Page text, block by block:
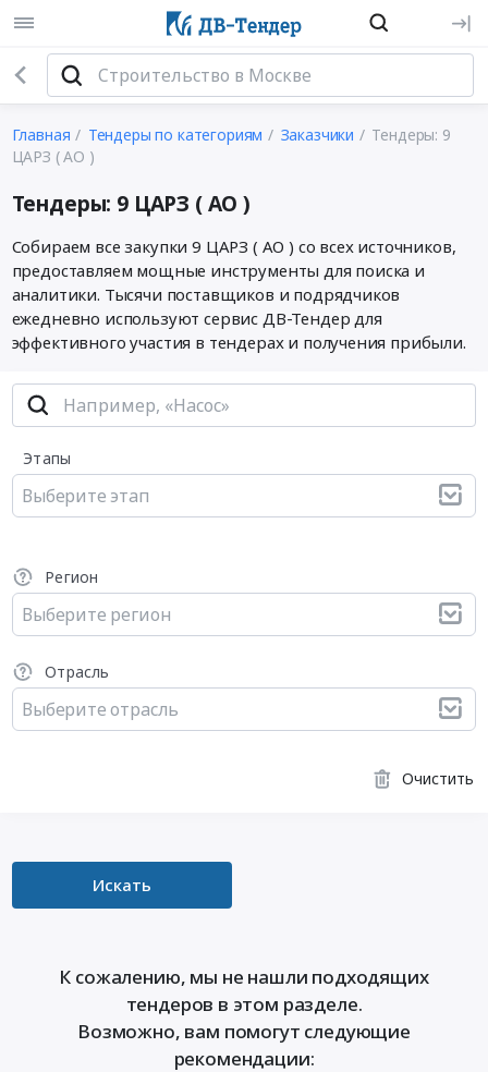
Главная Тендеры по категориям Заказчики
Тендеры: 9
ЦАРЗ ( АО )
Тендеры: 9 ЦАРЗ ( АО )
Собираем все закупки 9 ЦАРЗ ( АО ) со всех источников,
предоставляем мощные инструменты для поиска и
аналитики. Тысячи поставщиков и подрядчиков
ежедневно используют сервис ДВ-Тендер для
эффективного участия в тендерах и получения прибыли.
Этапы
Выберите этап
Регион
Выберите регион
Отрасль
Выберите отрасль
Очистить
Искать
К сожалению, мы не нашли подходящих
тендеров в этом разделе.
Возможно, вам помогут следующие
рекомендации: